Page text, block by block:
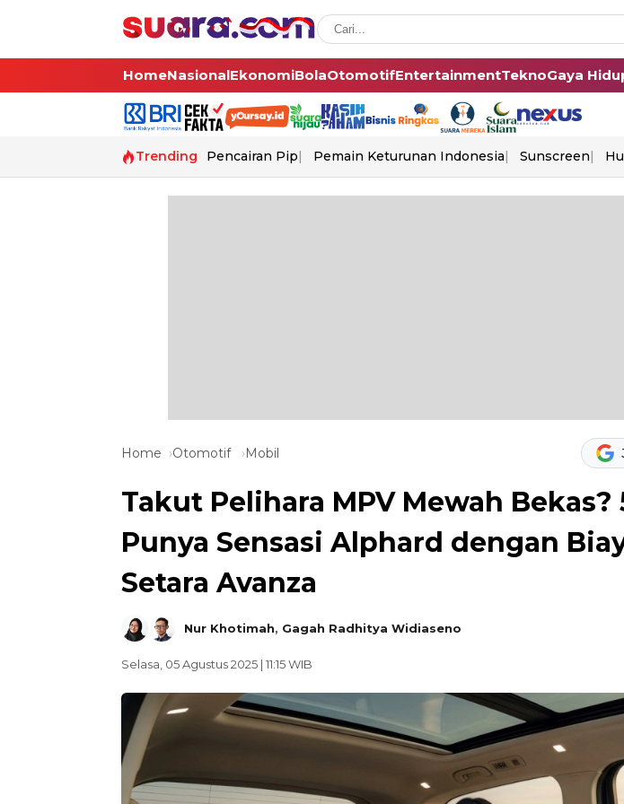
HomeNasionalEkonomiBolaOtomotifEntertainmentTeknoGaya
Trending Pencairan Pip Pemain Keturunan Indonesia Sunscreen
Home Otomotif Mobil
Takut Pelihara MPV Mewah
Punya Sensasi Alphard dengan
Setara Avanza
Nur Khotimah, Gagah Radhitya Widiaseno
Selasa, 05 Agustus 2025 | 11:15 WIB